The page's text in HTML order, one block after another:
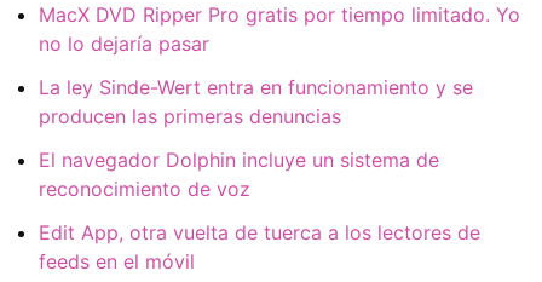
MacX DVD Ripper Pro gratis por tiempo limitado. Yo
no lo dejaría pasar
La ley Sinde-Wert entra en funcionamiento y se
producen las primeras denuncias
El navegador Dolphin incluye un sistema de
reconocimiento de voz
Edit App, otra vuelta de tuerca a los lectores de
feeds en el móvil